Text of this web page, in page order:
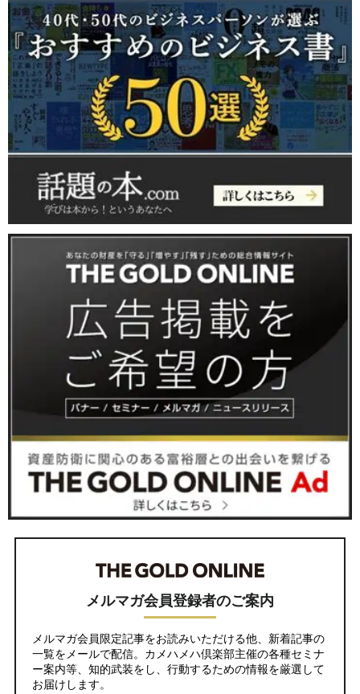
メルマガ会員登録者のご案内
メルマガ会員限定記事をお読みいただける他、新着記事の
一覧をメールで配信。カメハメハ倶楽部主催の各種セミナ
ー案内等、知的武装をし、行動するための情報を厳選して
お届けします。